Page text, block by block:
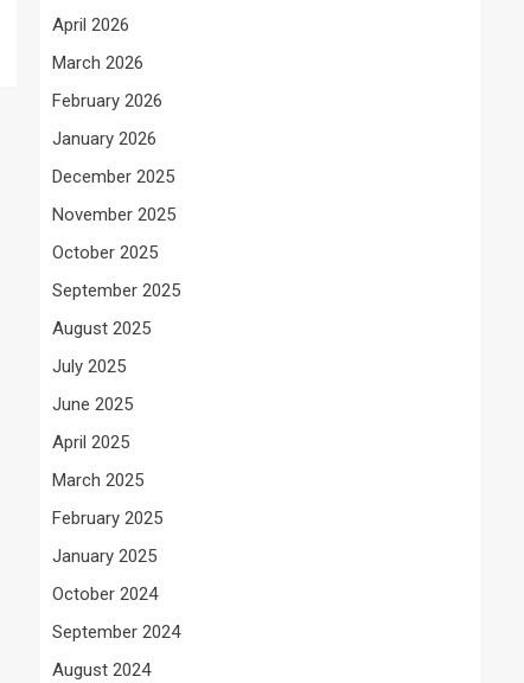
April 2026
March 2026
February 2026
January 2026
December 2025
November 2025
October 2025
September 2025
August 2025
July 2025
June 2025
April 2025
March 2025
February 2025
January 2025
October 2024
September 2024
August 2024